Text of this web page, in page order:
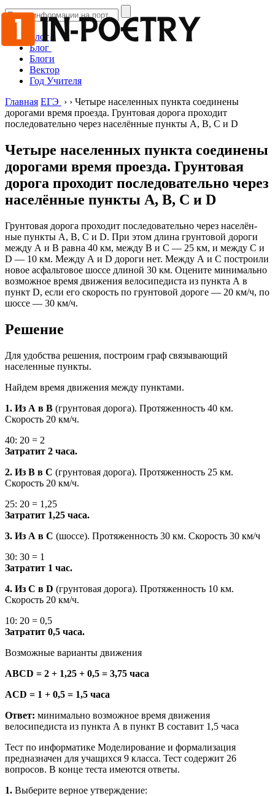
Блог
Блог
Блоги
Вектор
Год Учителя
Главная ЕГЭ › › Четыре населенных пункта соединены
дорогами время проезда. Грунтовая дорога проходит
последовательно через населён­ные пункты А, В, С и D
Четыре населенных пункта соединены
дорогами время проезда. Грунтовая
дорога проходит последовательно через
населён­ные пункты А, В, С и D
Грунтовая дорога проходит последовательно через населён­
ные пункты А, В, С и D. При этом длина грунтовой дороги
между А и В равна 40 км, между В и С — 25 км, и меж­ду С и
D — 10 км. Между А и D дороги нет. Между А и С построили
новое асфальтовое шоссе длиной 30 км. Оцени­те минимально
возможное время движения велосипедиста из пункта А в
пункт D, если его скорость по грунтовой доро­ге — 20 км/ч, по
шоссе — 30 км/ч.
Решение
Для удобства решения, построим граф связывающий
населенные пункты.
Найдем время движения между пунктами.
1. Из А в В (грунтовая дорога). Протяженность 40 км.
Скорость 20 км/ч.
40: 20 = 2
Затратит 2 часа.
2. Из В в С (грунтовая дорога). Протяженность 25 км.
Скорость 20 км/ч.
25: 20 = 1,25
Затратит 1,25 часа.
3. Из А в С (шоссе). Протяженность 30 км. Скорость 30 км/ч
30: 30 = 1
Затратит 1 час.
4. Из С в D (грунтовая дорога). Протяженность 10 км.
Скорость 20 км/ч.
10: 20 = 0,5
Затратит 0,5 часа.
Возможные варианты движения
ABCD = 2 + 1,25 + 0,5 = 3,75 часа
ACD = 1 + 0,5 = 1,5 часа
Ответ: минимально возможное время движения
велосипедиста из пункта А в пункт В составит 1,5 часа
Тест по информатике Моделирование и формализация
предназначен для учащихся 9 класса. Тест содержит 26
вопросов. В конце теста имеются ответы.
1. Выберите верное утверждение: